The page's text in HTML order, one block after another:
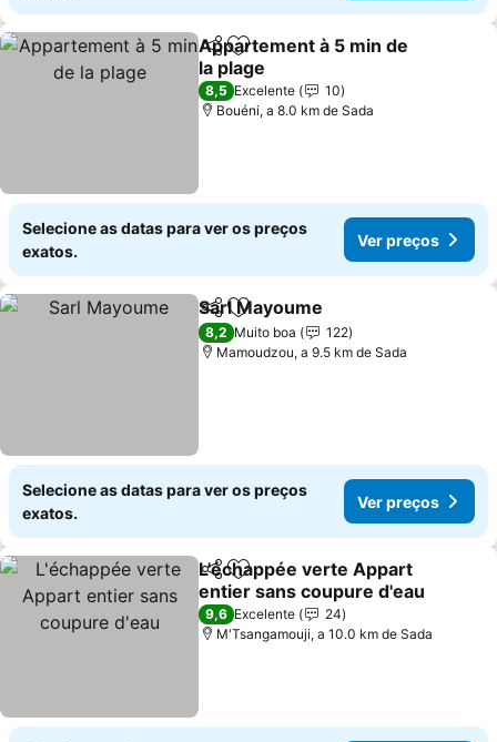
PartilharAdicionar aos favoritos
Appartement à 5 min de
la plage
8,5 Excelente
10
Bouéni, a 8.0 km de Sada
Selecione as datas para ver os preços
exatos.
Ver preços
PartilharAdicionar aos favoritos
Sarl Mayoume
8,2 Muito boa
122
Mamoudzou, a 9.5 km de Sada
Selecione as datas para ver os preços
exatos.
Ver preços
PartilharAdicionar aos favoritos
L'échappée verte Appart
entier sans coupure d'eau
9,6 Excelente
24
M'Tsangamouji, a 10.0 km de Sada